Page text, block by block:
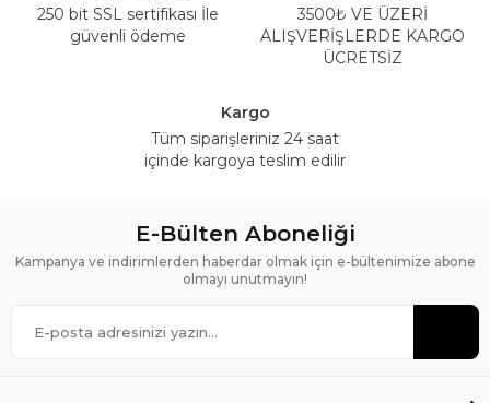
250 bit SSL sertifikası İle
güvenli ödeme
3500₺ VE ÜZERİ
ALIŞVERİŞLERDE KARGO
ÜCRETSİZ
Kargo
Tüm siparişleriniz 24 saat
içinde kargoya teslim edilir
E-Bülten Aboneliği
Kampanya ve indirimlerden haberdar olmak için e-bültenimize abone
olmayı unutmayın!